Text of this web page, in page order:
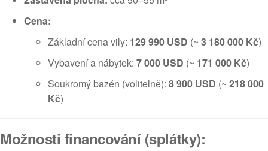
Cena:
Základní cena vily: 129 990 USD (~ 3 180 000 Kč)
Vybavení a nábytek: 7 000 USD (~ 171 000 Kč)
Soukromý bazén (volitelně): 8 900 USD (~ 218 000
Kč)
Možnosti financování (splátky):